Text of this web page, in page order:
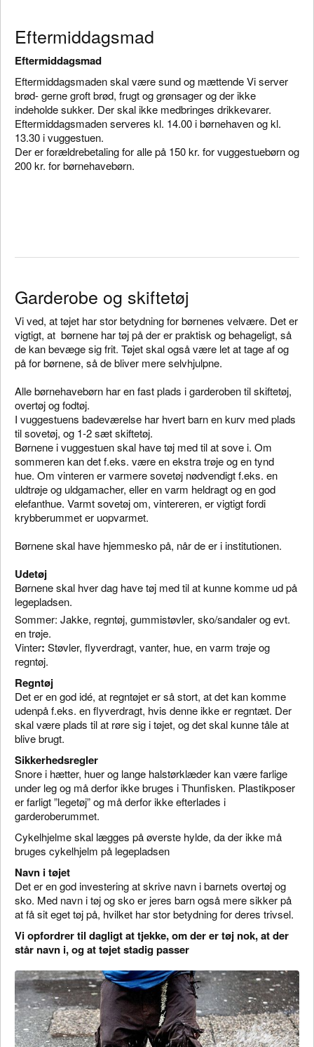
Eftermiddagsmad
Eftermiddagsmad
Eftermiddagsmaden skal være sund og mættende Vi server
brød- gerne groft brød, frugt og grønsager og der ikke
indeholde sukker. Der skal ikke medbringes drikkevarer.
Eftermiddagsmaden serveres kl. 14.00 i børnehaven og kl.
13.30 i vuggestuen.
Der er forældrebetaling for alle på 150 kr. for vuggestuebørn og
200 kr. for børnehavebørn.
Garderobe og skiftetøj
Vi ved, at tøjet har stor betydning for børnenes velvære. Det er
vigtigt, at børnene har tøj på der er praktisk og behageligt, så
de kan bevæge sig frit. Tøjet skal også være let at tage af og
på for børnene, så de bliver mere selvhjulpne.
Alle børnehavebørn har en fast plads i garderoben til skiftetøj,
overtøj og fodtøj.
I vuggestuens badeværelse har hvert barn en kurv med plads
til sovetøj, og 1-2 sæt skiftetøj.
Børnene i vuggestuen skal have tøj med til at sove i. Om
sommeren kan det f.eks. være en ekstra trøje og en tynd
hue. Om vinteren er varmere sovetøj nødvendigt f.eks. en
uldtrøje og uldgamacher, eller en varm heldragt og en god
elefanthue. Varmt sovetøj om, vintereren, er vigtigt fordi
krybberummet er uopvarmet.
Børnene skal have hjemmesko på, når de er i institutionen.
Udetøj
Børnene skal hver dag have tøj med til at kunne komme ud på
legepladsen.
Sommer: Jakke, regntøj, gummistøvler, sko/sandaler og evt.
en trøje.
Vinter: Støvler, flyverdragt, vanter, hue, en varm trøje og
regntøj.
Regntøj
Det er en god idé, at regntøjet er så stort, at det kan komme
udenpå f.eks. en flyverdragt, hvis denne ikke er regntæt. Der
skal være plads til at røre sig i tøjet, og det skal kunne tåle at
blive brugt.
Sikkerhedsregler
Snore i hætter, huer og lange halstørklæder kan være farlige
under leg og må derfor ikke bruges i Thunfisken. Plastikposer
er farligt ”legetøj” og må derfor ikke efterlades i
garderoberummet.
Cykelhjelme skal lægges på øverste hylde, da der ikke må
bruges cykelhjelm på legepladsen
Navn i tøjet
Det er en god investering at skrive navn i barnets overtøj og
sko. Med navn i tøj og sko er jeres barn også mere sikker på
at få sit eget tøj på, hvilket har stor betydning for deres trivsel.
Vi opfordrer til dagligt at tjekke, om der er tøj nok, at der
står navn i, og at tøjet stadig passer